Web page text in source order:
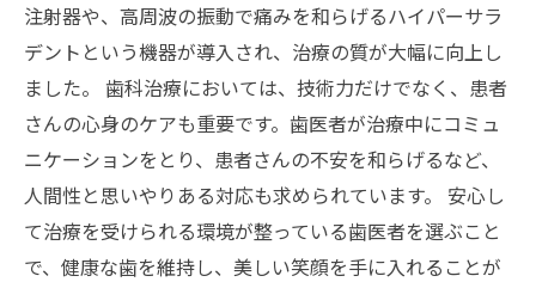
注射器や、高周波の振動で痛みを和らげるハイパーサラ
デントという機器が導入され、治療の質が大幅に向上し
ました。 歯科治療においては、技術力だけでなく、患者
さんの心身のケアも重要です。歯医者が治療中にコミュ
ニケーションをとり、患者さんの不安を和らげるなど、
人間性と思いやりある対応も求められています。 安心し
て治療を受けられる環境が整っている歯医者を選ぶこと
で、健康な歯を維持し、美しい笑顔を手に入れることが